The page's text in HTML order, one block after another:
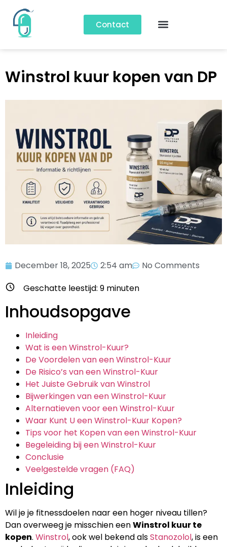
Contact
Winstrol kuur kopen van DP
December 18, 2025 2:54 am
No Comments
Geschatte leestijd: 9 minuten
Inhoudsopgave
Inleiding
Wat is een Winstrol-Kuur?
De Voordelen van een Winstrol-Kuur
De Risico’s van een Winstrol-Kuur
Het Juiste Gebruik van Winstrol
Bijwerkingen van een Winstrol-Kuur
Alternatieven voor een Winstrol-Kuur
Waar Kunt U een Winstrol-Kuur Kopen?
Tips voor het Kopen van een Winstrol-Kuur
Begeleiding bij een Winstrol-Kuur
Conclusie
Veelgestelde vragen (FAQ)
Inleiding
Wil je je fitnessdoelen naar een hoger niveau tillen?
Dan overweeg je misschien eenWinstrol kuur te
kopen. Winstrol, ook wel bekend alsStanozolol, is een